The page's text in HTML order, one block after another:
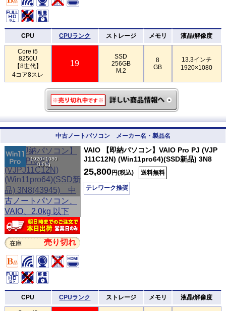
CPU CPUランク ストレージ メモリ 液晶/解像度
Core i5
8250U
【8世代】
4コア8スレ
19
SSD
256GB
M.2
8
GB
13.3インチ
1920×1080
中古ノートパソコン メーカー名・製品名
1920×1080
0.9kg
在庫 売り切れ
VAIO 【即納パソコン】VAIO Pro PJ (VJP
J11C12N) (Win11pro64)(SSD新品) 3N8
25,800円(税込) 送料無料
テレワーク推奨
CPU CPUランク ストレージ メモリ 液晶/解像度